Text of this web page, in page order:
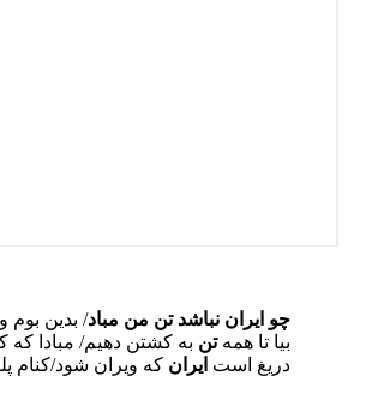
چو ایران نباشد تن من مباد/ بدین بوم
بیا تا همهتن به کشتن دهیم/ مبادا
دریغ است ایران که ویران شود/کنام